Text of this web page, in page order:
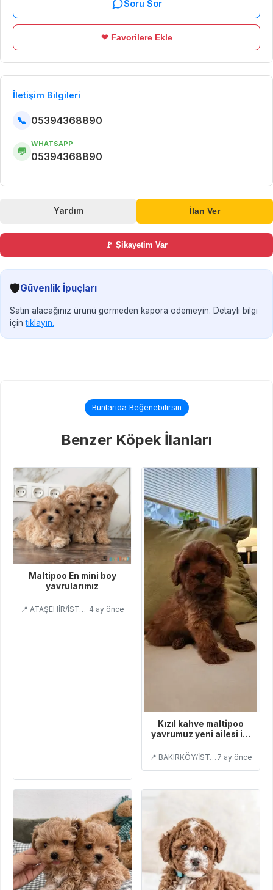
Soru Sor
❤ Favorilere Ekle
İletişim Bilgileri
📞 05394368890
💬
WHATSAPP
05394368890
Yardım İlan Ver
🚩 Şikayetim Var
🛡️Güvenlik İpuçları
Satın alacağınız ürünü görmeden kapora ödemeyin. Detaylı bilgi
içintıklayın.
Bunlarıda Beğenebilirsin
Benzer Köpek İlanları
Maltipoo En mini boy
yavrularımız
📍 ATAŞEHİR/İSTANBUL 4 ay önce
Kızıl kahve maltipoo
yavrumuz yeni ailesi ile
📍 BAKIRKÖY/İSTANBUL 7 ay önce